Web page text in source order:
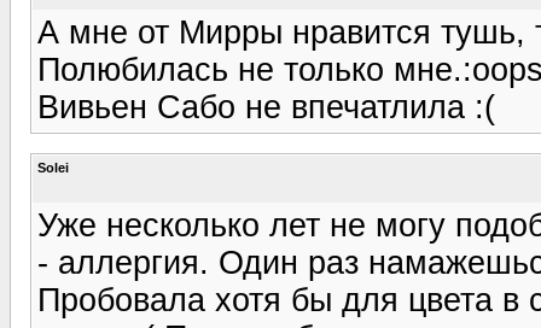
А мне от Мирры нравится тушь,
Полюбилась не только
Вивьен Сабо не впечатлила :(
Solei
Уже несколько лет не могу
- аллергия. Один раз
Пробовала хотя бы для цвета в